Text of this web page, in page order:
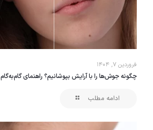
فروردین ۷, ۱۴۰۴
چگونه جوش‌ها را با آرایش بپوشانیم؟ راهنمای گام‌به‌گام
ادامه مطلب